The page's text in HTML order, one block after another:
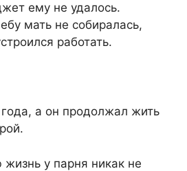
ему не удалось.
мать не собиралась,
работать.
а он продолжал жить
у парня никак не